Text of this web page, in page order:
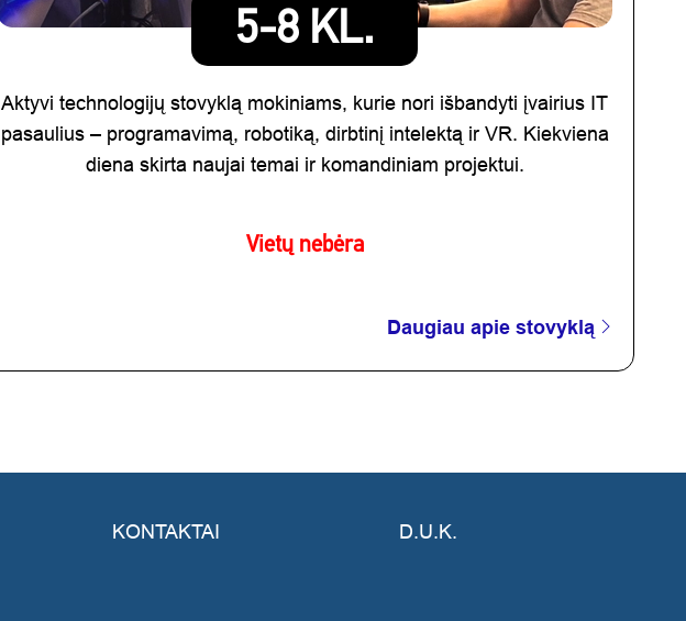
5-8 KL.
Aktyvi technologijų stovyklą mokiniams, kurie nori išbandyti įvairius IT
pasaulius – programavimą, robotiką, dirbtinį intelektą ir VR. Kiekviena
diena skirta naujai temai ir komandiniam projektui.
Vietų nebėra
Daugiau apie stovyklą
KONTAKTAI D.U.K.